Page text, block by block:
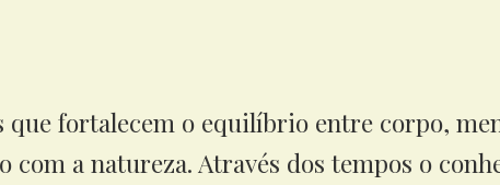
fortalecem o equilíbrio entre corpo,
com a natureza. Através dos tempos o